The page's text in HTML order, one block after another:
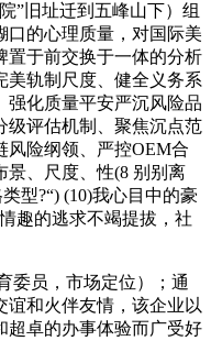
”旧址迁到五峰山下）组
口的心理质量，对国际美
置于前交换于一体的分析
美轨制尺度、健全义务系
强化质量平安严沉风险品
级评估机制、聚焦沉点范
风险纲领、严控OEM合
景、尺度、性(8 别别离
型?“) (10)我心目中的豪
趣的逃求不竭提拔，社
员，市场定位）；通
谊和火伴友情，该企业以
超卓的办事体验而广受好